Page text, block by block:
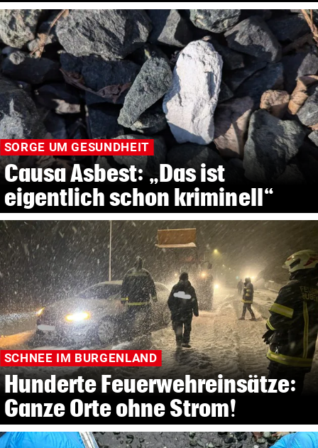
SORGE UM GESUNDHEIT
Causa Asbest: „Das ist
eigentlich schon kriminell“
SCHNEE IM BURGENLAND
Hunderte Feuerwehreinsätze:
Ganze Orte ohne Strom!